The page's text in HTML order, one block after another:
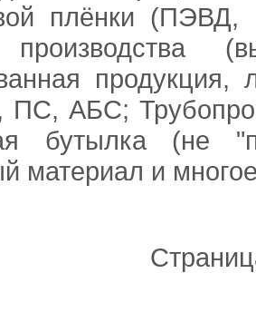
плёнки
производства
АБС;
бутылка (не
материал и